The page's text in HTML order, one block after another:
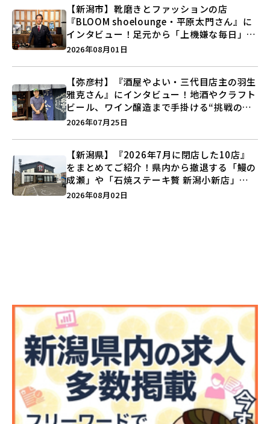
【新潟市】靴磨きとファッションの店
『BLOOM shoelounge・平原太門さん』に
インタビュー！足元から「上機嫌な毎日」を
つくる装いの提案とは？
2026年08月01日
【弥彦村】『酒屋やよい・三代目店主の羽生
雅克さん』にインタビュー！地酒やクラフト
ビール、ワイン醸造まで手掛ける“挑戦の歴
史”に迫る♪
2026年07月25日
【新潟県】『2026年7月に閉店した10店』
をまとめてご紹介！県内から撤退する「鰻の
成瀬」や「石焼ステーキ贅 新潟小新店」が
営業に幕…。
2026年08月02日